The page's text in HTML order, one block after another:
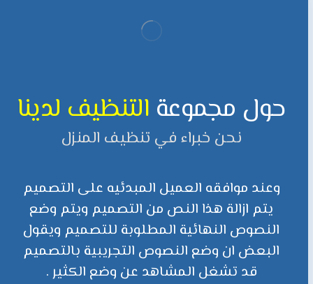
حول مجموعة التنظيف لدينا
نحن خبراء في تنظيف المنزل
وعند موافقه العميل المبدئيه على التصميم
يتم ازالة هذا النص من التصميم ويتم وضع
النصوص النهائية المطلوبة للتصميم ويقول
البعض ان وضع النصوص التجريبية بالتصميم
قد تشغل المشاهد عن وضع الكثير .